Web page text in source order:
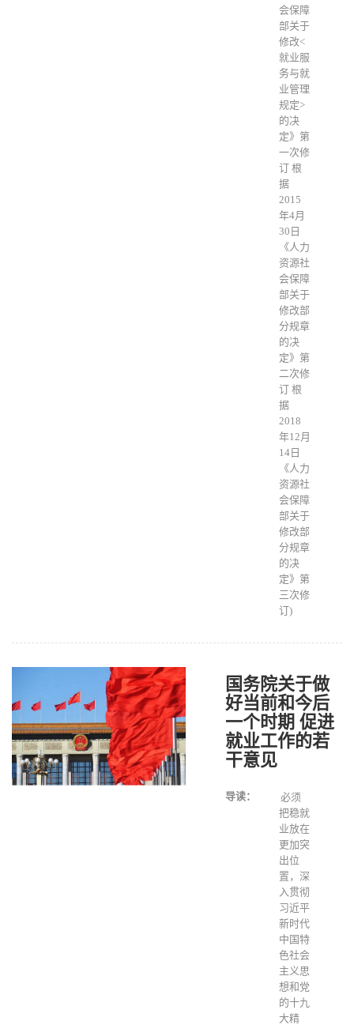
会保障
部关于
修改<
就业服
务与就
业管理
规定>
的决
定》第
一次修
订 根
据
2015
年4月
30日
《人力
资源社
会保障
部关于
修改部
分规章
的决
定》第
二次修
订 根
据
2018
年12月
14日
《人力
资源社
会保障
部关于
修改部
分规章
的决
定》第
三次修
订)
国务院关于做
好当前和今后
一个时期 促进
就业工作的若
干意见
导读：
必须
把稳就
业放在
更加突
出位
置，深
入贯彻
习近平
新时代
中国特
色社会
主义思
想和党
的十九
大精